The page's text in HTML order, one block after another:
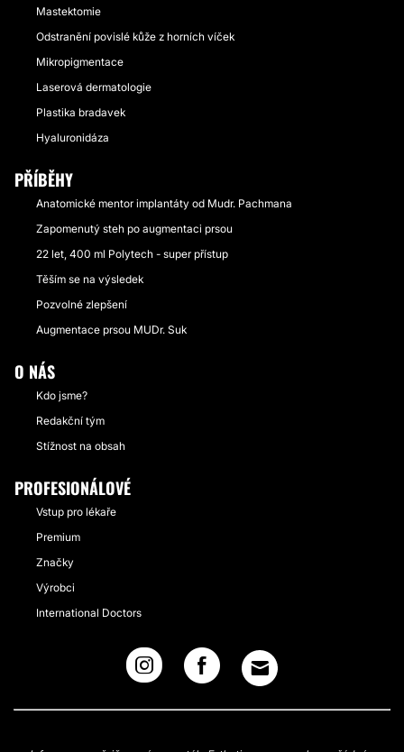
Mastektomie
Odstranění povislé kůže z horních víček
Mikropigmentace
Laserová dermatologie
Plastika bradavek
Hyaluronidáza
PŘÍBĚHY
Anatomické mentor implantáty od Mudr. Pachmana
Zapomenutý steh po augmentaci prsou
22 let, 400 ml Polytech - super přístup
Těším se na výsledek
Pozvolné zlepšení
Augmentace prsou MUDr. Suk
O NÁS
Kdo jsme?
Redakční tým
Stížnost na obsah
PROFESIONÁLOVÉ
Vstup pro lékaře
Premium
Značky
Výrobci
International Doctors